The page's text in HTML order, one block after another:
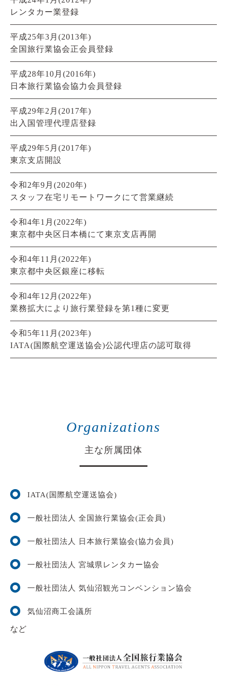
レンタカー業登録
平成25年3月(2013年)
全国旅行業協会正会員登録
平成28年10月(2016年)
日本旅行業協会協力会員登録
平成29年2月(2017年)
出入国管理代理店登録
平成29年5月(2017年)
東京支店開設
令和2年9月(2020年)
スタッフ在宅リモートワークにて営業継続
令和4年1月(2022年)
東京都中央区日本橋にて東京支店再開
令和4年11月(2022年)
東京都中央区銀座に移転
令和4年12月(2022年)
業務拡大により旅行業登録を第1種に変更
令和5年11月(2023年)
IATA(国際航空運送協会)公認代理店の認可取得
Organizations
主な所属団体
IATA(国際航空運送協会)
一般社団法人 全国旅行業協会(正会員)
一般社団法人 日本旅行業協会(協力会員)
一般社団法人 宮城県レンタカー協会
一般社団法人 気仙沼観光コンベンション協会
気仙沼商工会議所
など